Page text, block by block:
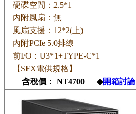
硬碟空間：2.5*1
內附風扇：無
風扇支援：12*2(上)
內附PCIe 5.0排線
前I/O：U3*1+TYPE-C*1
【SFX電供規格】
含稅價： NT4700 ◆開箱討論